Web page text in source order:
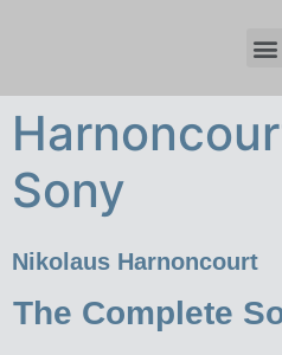
Sony
Nikolaus Harnoncourt
The Complete